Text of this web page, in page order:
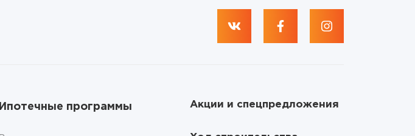
Ипотечные программы Акции и спецпредложения